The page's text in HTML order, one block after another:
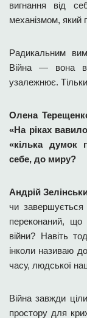
вигнання від
механізмом, який
Радикальним
Війна — вона
узалежнює.
Олена
«На ріках
«кілька думок
себе, до миру?
Андрій
чи завершується
переконаний,
війни? Навіть
інколи називаю
часу, людської
Війна завжди
простору для